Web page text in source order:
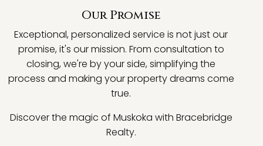
Our Promise
Exceptional, personalized service is not just our
promise, it's our mission. From consultation to
closing, we're by your side, simplifying the
process and making your property dreams come
true.
Discover the magic of Muskoka with Bracebridge
Realty.